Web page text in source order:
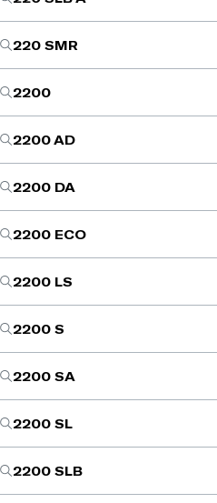
220 SMR
2200
2200 AD
2200 DA
2200 ECO
2200 LS
2200 S
2200 SA
2200 SL
2200 SLB